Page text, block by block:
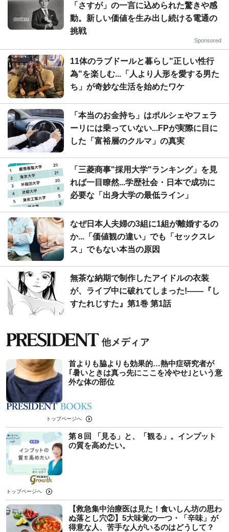
「さすが」の一言に込められた驚きや感
動。新しい価値を生み出し続ける電通の
挑戦
Sponsored
11体のラブドールと暮らし"正しい性行
為"を楽しむ...「人より人形を愛する男た
ち」が奇妙な生活を始めたワケ
「本当のお金持ち」はポルシェやフェラ
ーリには乗っていない...FPが実際に目に
した「富裕層のクルマ」の真実
「三菱商事"採用大学"ランキング」を見
れば一目瞭然...学歴社会・日本で成功に
必要な「出身大学の最低ライン」
なぜ日本人夫婦の3組に1組が離婚するの
か...「価値観の違い」でも「セックスレ
ス」でもない本当の原因
無茶な納期で制作したアイドルの衣装
が、ライブ中に破れてしまった!――『し
すたれじすた』第1巻 第1話
首よりも脇よりも効果的…熱中症研究者が
｢暑いときは真っ先にここを冷やせ｣という意
外な体の部位
トップページへ
第８回 「見る」と、「観る」。インプット
の質を高めたい。
トップページへ
【救急集中治療医は見た！食いしん坊の思わ
ぬ落とし穴②】5大味覚の一つ・「辛味」が
得意な人、苦手な人がいるのはどうして？